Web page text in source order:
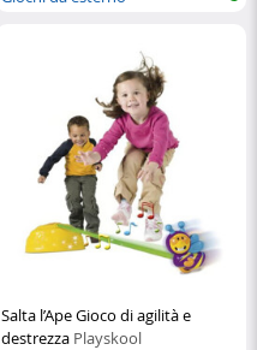
Salta l’Ape Gioco di agilità e
destrezza Playskool